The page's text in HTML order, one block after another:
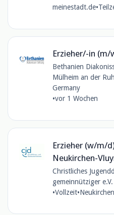
meinestadt.de•
Erzieher/-in
Bethanien
Mülheim an der
Germany
•vor 1 Wochen
Erzieher (w/m/
Neukirchen-
Christliches
gemeinnütziger e.V.
•Vollzeit•